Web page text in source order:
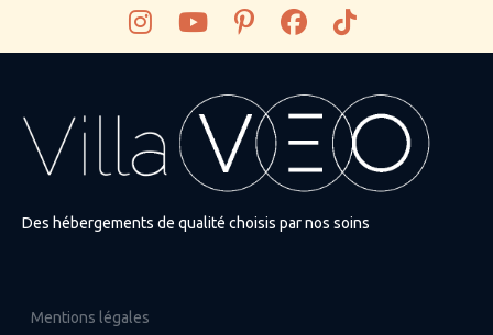
Des hébergements de qualité choisis par nos soins
Mentions légales